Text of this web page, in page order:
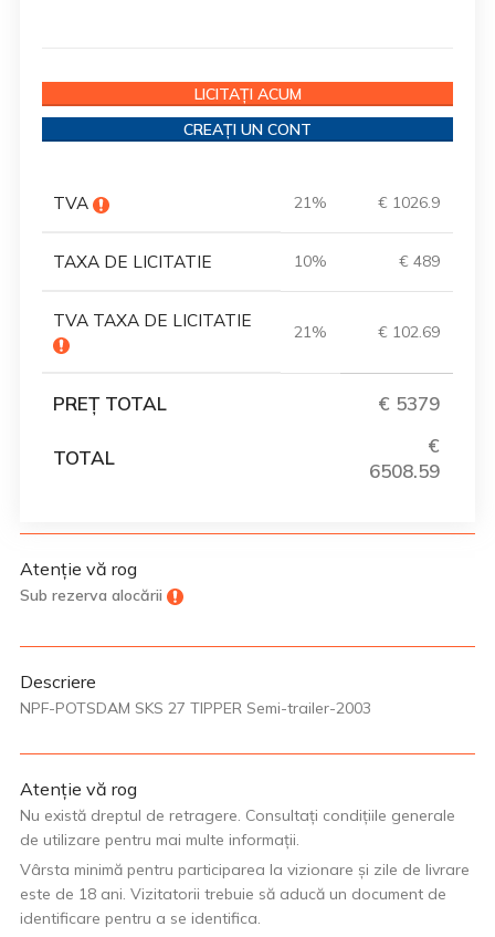
LICITAȚI ACUM
CREAȚI UN CONT
TVA 21% € 1026.9
TAXA DE LICITATIE 10% € 489
TVA TAXA DE LICITATIE
21% € 102.69
PREȚ TOTAL € 5379
TOTAL
€
6508.59
Atenție vă rog
Sub rezerva alocării
Descriere
NPF-POTSDAM SKS 27 TIPPER Semi-trailer-2003
Atenție vă rog
Nu există dreptul de retragere. Consultați condițiile generale
de utilizare pentru mai multe informații.
Vârsta minimă pentru participarea la vizionare și zile de livrare
este de 18 ani. Vizitatorii trebuie să aducă un document de
identificare pentru a se identifica.